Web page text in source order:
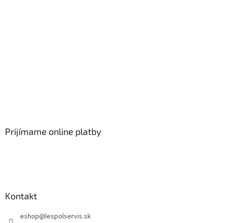
Prijímame online platby
Kontakt
eshop@lespolservis.sk